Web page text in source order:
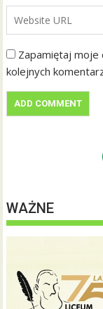
Zapamiętaj
kolejnych
WAŻNE